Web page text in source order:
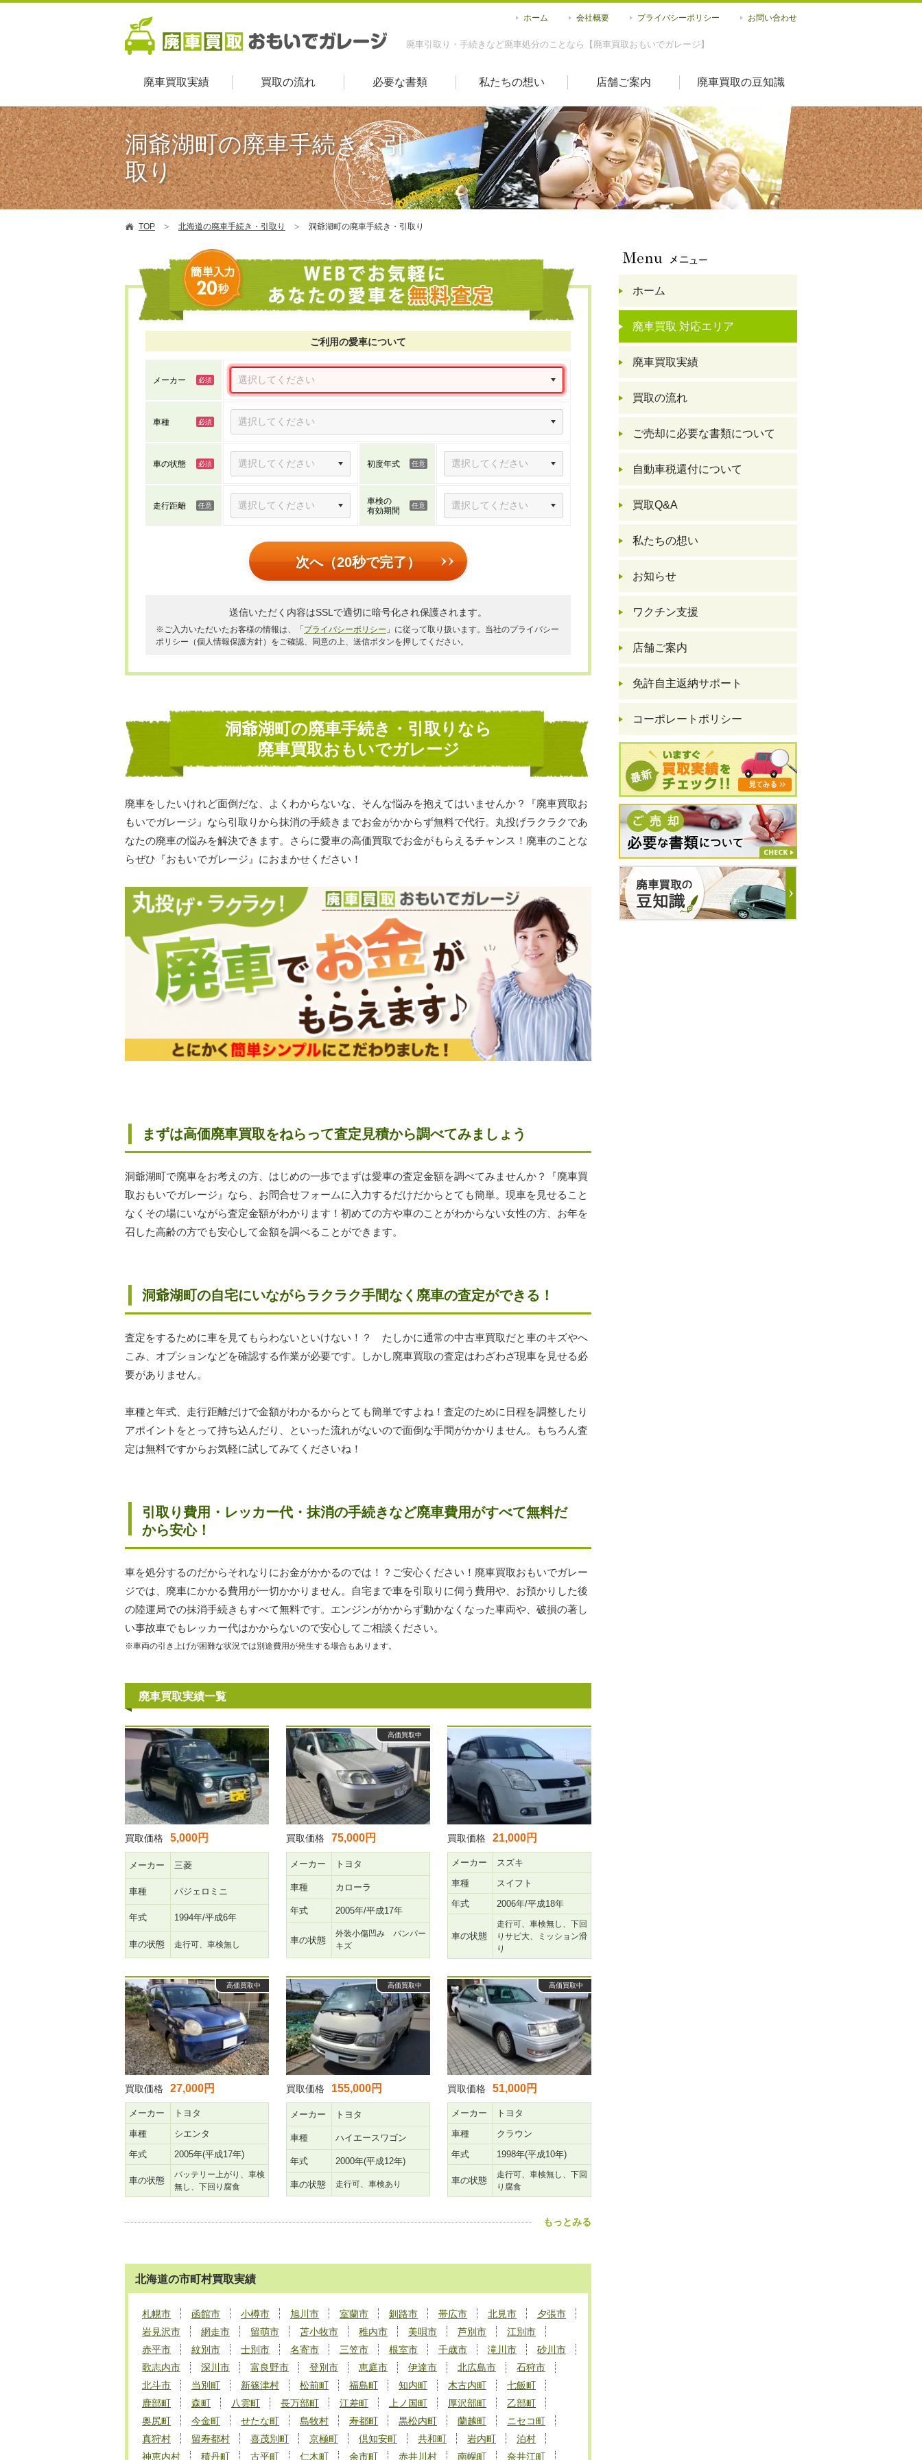
廃車引取り・手続きなど廃車処分のことなら【廃車買取おもいでガレージ】
ホーム 会社概要 プライバシーポリシー お問い合わせ
廃車買取実績 買取の流れ 必要な書類 私たちの想い 店舗ご案内 廃車買取の豆知識
洞爺湖町の廃車手続き・引
取り
TOP 北海道の廃車手続き・引取り 洞爺湖町の廃車手続き・引取り
ご利用の愛車について
メーカー
車種
車の状態 初度年式
走行距離
車検の
有効期間
次へ（20秒で完了）
送信いただく内容はSSLで適切に暗号化され保護されます。
※ご入力いただいたお客様の情報は、「 プライバシーポリシー 」に従って取り扱います。当社のプライバシー
ポリシー（個人情報保護方針）をご確認、同意の上、送信ボタンを押してください。
洞爺湖町の廃車手続き・引取りなら
廃車買取おもいでガレージ
廃車をしたいけれど面倒だな、よくわからないな、そんな悩みを抱えてはいませんか？『廃車買取お
もいでガレージ』なら引取りから抹消の手続きまでお金がかからず無料で代行。丸投げラクラクであ
なたの廃車の悩みを解決できます。さらに愛車の高価買取でお金がもらえるチャンス！廃車のことな
らぜひ『おもいでガレージ』におまかせください！
まずは高価廃車買取をねらって査定見積から調べてみましょう
洞爺湖町で廃車をお考えの方、はじめの一歩でまずは愛車の査定金額を調べてみませんか？『廃車買
取おもいでガレージ』なら、お問合せフォームに入力するだけだからとても簡単。現車を見せること
なくその場にいながら査定金額がわかります！初めての方や車のことがわからない女性の方、お年を
召した高齢の方でも安心して金額を調べることができます。
洞爺湖町の自宅にいながらラクラク手間なく廃車の査定ができる！
査定をするために車を見てもらわないといけない！？ たしかに通常の中古車買取だと車のキズやへ
こみ、オプションなどを確認する作業が必要です。しかし廃車買取の査定はわざわざ現車を見せる必
要がありません。
車種と年式、走行距離だけで金額がわかるからとても簡単ですよね！査定のために日程を調整したり
アポイントをとって持ち込んだり、といった流れがないので面倒な手間がかかりません。もちろん査
定は無料ですからお気軽に試してみてくださいね！
引取り費用・レッカー代・抹消の手続きなど廃車費用がすべて無料だ
から安心！
車を処分するのだからそれなりにお金がかかるのでは！？ご安心ください！廃車買取おもいでガレー
ジでは、廃車にかかる費用が一切かかりません。自宅まで車を引取りに伺う費用や、お預かりした後
の陸運局での抹消手続きもすべて無料です。エンジンがかからず動かなくなった車両や、破損の著し
い事故車でもレッカー代はかからないので安心してご相談ください。
※車両の引き上げが困難な状況では別途費用が発生する場合もあります。
廃車買取実績一覧
買取価格 5,000円
メーカー 三菱
車種 パジェロミニ
年式 1994年/平成6年
車の状態 走行可、車検無し
高価買取中
買取価格 75,000円
メーカー トヨタ
車種 カローラ
年式 2005年/平成17年
車の状態
外装小傷凹み バンパー
キズ
買取価格 21,000円
メーカー
スズキ
車種
スイフト
年式
2006年/平成18年
車の状態
走行可、車検無し、下回
りサビ大、ミッション滑
り
高価買取中
買取価格 27,000円
メーカー
トヨタ
車種
シエンタ
年式
2005年(平成17年)
車の状態
バッテリー上がり、車検
無し、下回り腐食
高価買取中
買取価格 155,000円
メーカー トヨタ
車種 ハイエースワゴン
年式 2000年(平成12年)
車の状態 走行可、車検あり
高価買取中
買取価格 51,000円
メーカー
トヨタ
車種
クラウン
年式
1998年(平成10年)
車の状態
走行可、車検無し、下回
り腐食
もっとみる
北海道の市町村買取実績
札幌市 函館市 小樽市 旭川市 室蘭市 釧路市 帯広市 北見市
夕張市
岩見沢市
網走市 留萌市 苫小牧市 稚内市 美唄市 芦別市
江別市
赤平市
紋別市 士別市 名寄市 三笠市 根室市 千歳市 滝川市
砂川市
歌志内市
深川市 富良野市 登別市 恵庭市 伊達市 北広島市
石狩市
北斗市
当別町 新篠津村 松前町 福島町 知内町 木古内町
七飯町
鹿部町
森町 八雲町 長万部町 江差町 上ノ国町 厚沢部町
乙部町
奥尻町
今金町 せたな町 島牧村 寿都町 黒松内町 蘭越町
ニセコ町
真狩村
留寿都村 喜茂別町 京極町 倶知安町 共和町 岩内町
泊村
神恵内村
積丹町 古平町 仁木町 余市町 赤井川村 南幌町 奈井江町
ホーム
廃車買取 対応エリア
廃車買取実績
買取の流れ
ご売却に必要な書類について
自動車税還付について
買取Q&A
私たちの想い
お知らせ
ワクチン支援
店舗ご案内
免許自主返納サポート
コーポレートポリシー